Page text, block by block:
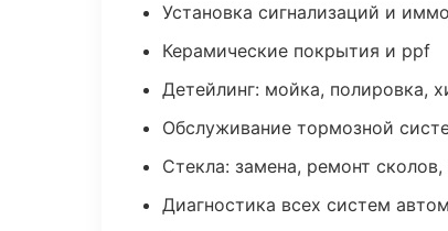
Установка сигнализаций и
Керамические покрытия и ppf
Детейлинг: мойка, полировка,
Обслуживание тормозной
Стекла: замена, ремонт
Диагностика всех систем